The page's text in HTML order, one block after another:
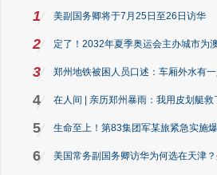
1 美副国务卿将于7月25日至26日访华
2 定了！2032年夏季奥运会主办城市为
3 郑州地铁被困人员口述：车厢外水有
4 在人间 | 亲历郑州暴雨：我用皮划艇救
5 生命至上！第83集团军某旅紧急实施
6 美国常务副国务卿访华为何选在天津